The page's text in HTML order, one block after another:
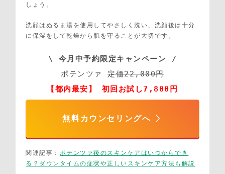
しょう。
洗顔はぬるま湯を使用してやさしく洗い、洗顔後は十分
に保湿をして乾燥から肌を守ることが大切です。
\ 今月中予約限定キャンペーン /
ポテンツァ 定価22,000円
【都内最安】 初回お試し7,800円
無料カウンセリングへ
関連記事： ポテンツァ後のスキンケアはいつからでき
る？ダウンタイムの症状や正しいスキンケア方法も解説